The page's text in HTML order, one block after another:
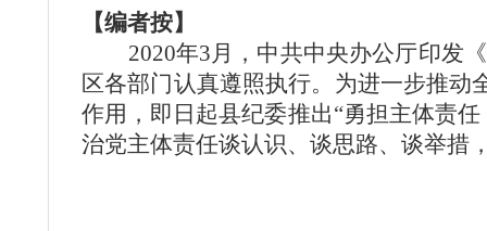
【编者按】
2020年3月，中共中央办公厅印发
区各部门认真遵照执行。为进一步推
作用，即日起县纪委推出“勇担主体责
治党主体责任谈认识、谈思路、谈举措